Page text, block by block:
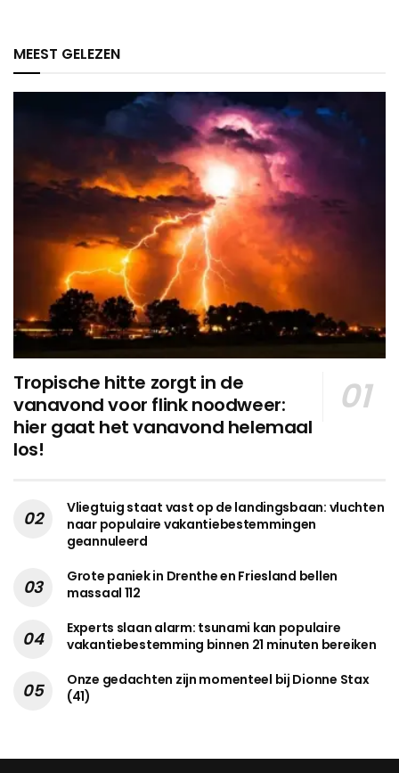
MEEST GELEZEN
Tropische hitte zorgt in de
vanavond voor flink noodweer:
hier gaat het vanavond helemaal
los!
Vliegtuig staat vast op de landingsbaan: vluchten
naar populaire vakantiebestemmingen
geannuleerd
Grote paniek in Drenthe en Friesland bellen
massaal 112
Experts slaan alarm: tsunami kan populaire
vakantiebestemming binnen 21 minuten bereiken
Onze gedachten zijn momenteel bij Dionne Stax
(41)